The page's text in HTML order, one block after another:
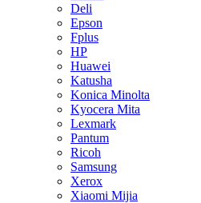
Deli
Epson
Fplus
HP
Huawei
Katusha
Konica Minolta
Kyocera Mita
Lexmark
Pantum
Ricoh
Samsung
Xerox
Xiaomi Mijia